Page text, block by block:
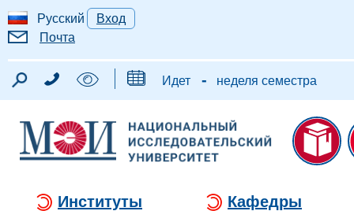
Русский
Вход
Почта
Идет - неделя семестра
Институты Кафедры